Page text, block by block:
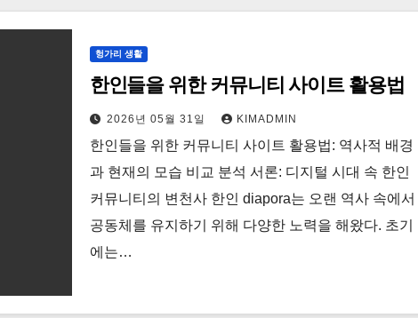
헝가리 생활
한인들을 위한 커뮤니티 사이트 활용법
2026년 05월 31일 KIMADMIN
한인들을 위한 커뮤니티 사이트 활용법: 역사적 배경
과 현재의 모습 비교 분석 서론: 디지털 시대 속 한인
커뮤니티의 변천사 한인 diapora는 오랜 역사 속에서
공동체를 유지하기 위해 다양한 노력을 해왔다. 초기
에는…